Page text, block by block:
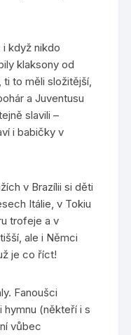
když nikdo
klaksony od
ti to měli složitější,
a Juventusu
slavili –
i babičky v
v Brazílii si děti
Itálie, v Tokiu
trofeje a v
ale i Němci
je co říct!
Fanoušci
hymnu (někteří i s
vůbec